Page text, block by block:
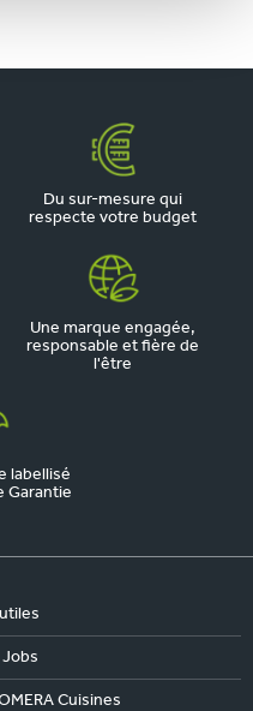
Du sur-mesure qui
respecte votre budget
Une marque engagée,
responsable et fière de
l'être
labellisé
Garantie
Jobs
Cuisines